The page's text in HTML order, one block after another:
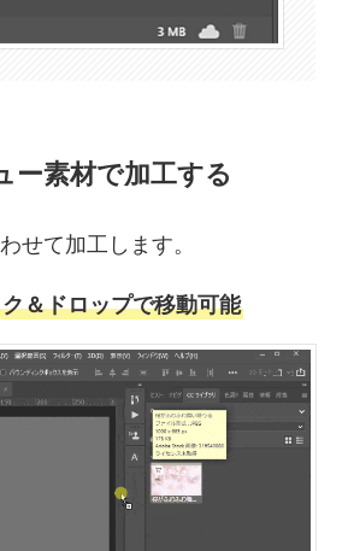
ー素材で加工する
せて加工します。
＆ドロップで移動可能